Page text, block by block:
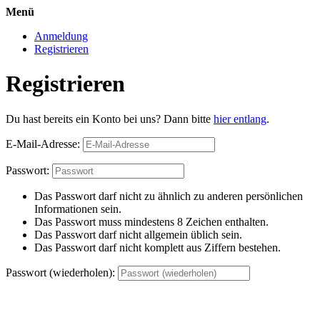
Menü
Anmeldung
Registrieren
Registrieren
Du hast bereits ein Konto bei uns? Dann bitte hier entlang.
E-Mail-Adresse:
Passwort:
Das Passwort darf nicht zu ähnlich zu anderen persönlichen
Informationen sein.
Das Passwort muss mindestens 8 Zeichen enthalten.
Das Passwort darf nicht allgemein üblich sein.
Das Passwort darf nicht komplett aus Ziffern bestehen.
Passwort (wiederholen):